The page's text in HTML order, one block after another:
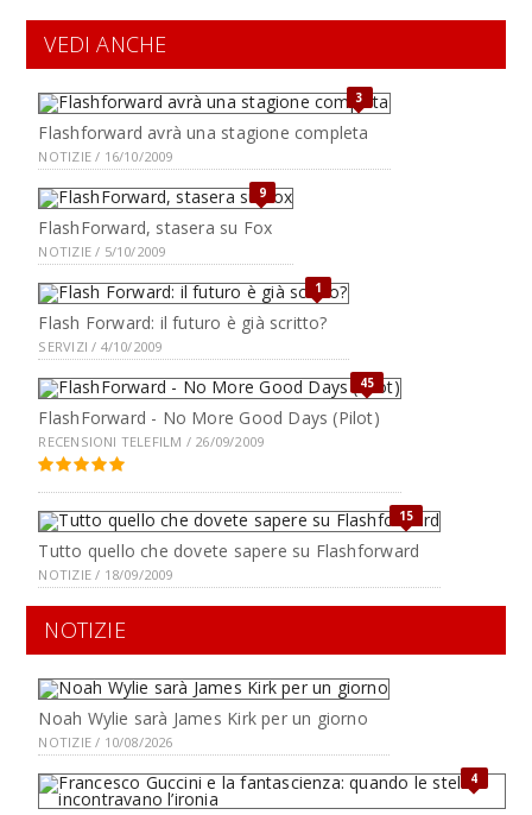
VEDI ANCHE
3
Flashforward avrà una stagione completa
NOTIZIE / 16/10/2009
9
FlashForward, stasera su Fox
NOTIZIE / 5/10/2009
1
Flash Forward: il futuro è già scritto?
SERVIZI / 4/10/2009
45
FlashForward - No More Good Days (Pilot)
RECENSIONI TELEFILM / 26/09/2009
15
Tutto quello che dovete sapere su Flashforward
NOTIZIE / 18/09/2009
NOTIZIE
Noah Wylie sarà James Kirk per un giorno
NOTIZIE / 10/08/2026
4